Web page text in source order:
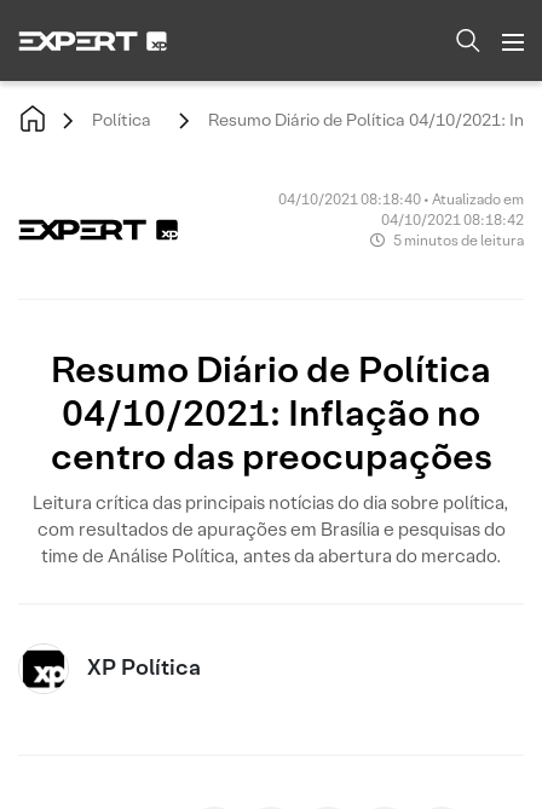
Política Resumo Diário de Política 04/10/2021:
04/10/2021 08:18:40 • Atualizado em
04/10/2021 08:18:42
5 minutos de leitura
Resumo Diário de Política
04/10/2021: Inflação no
centro das preocupações
Leitura crítica das principais notícias do dia sobre política,
com resultados de apurações em Brasília e pesquisas do
time de Análise Política, antes da abertura do mercado.
XP Política